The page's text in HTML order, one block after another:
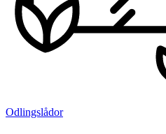
Odlingslådor